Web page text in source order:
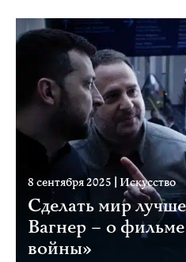
8 сентября 2025 Искусство
Сделать мир
Вагнер – о
войны»